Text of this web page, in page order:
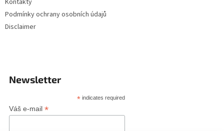
Kontakty
Podmínky ochrany osobních údajů
Disclaimer
Newsletter
* indicates required
Váš e-mail *